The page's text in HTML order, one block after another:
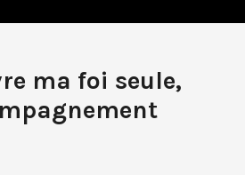
ma foi seule,